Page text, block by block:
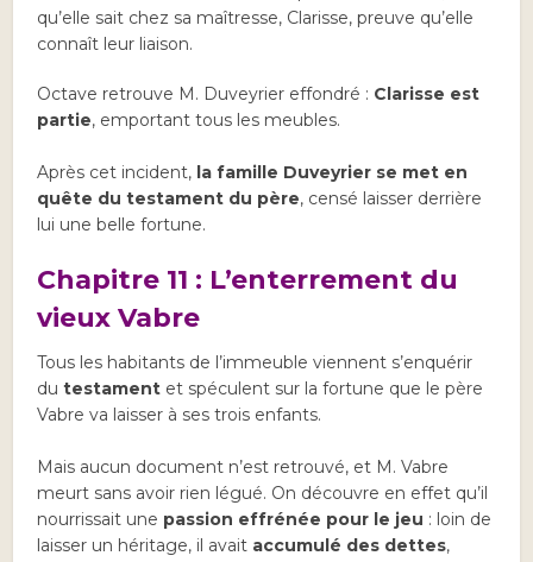
qu’elle sait chez sa maîtresse, Clarisse, preuve qu’elle
connaît leur liaison.
Octave retrouve M. Duveyrier effondré : Clarisse est
partie, emportant tous les meubles.
Après cet incident, la famille Duveyrier se met en
quête du testament du père, censé laisser derrière
lui une belle fortune.
Chapitre 11 : L’enterrement du
vieux Vabre
Tous les habitants de l’immeuble viennent s’enquérir
dutestament et spéculent sur la fortune que le père
Vabre va laisser à ses trois enfants.
Mais aucun document n’est retrouvé, et M. Vabre
meurt sans avoir rien légué. On découvre en effet qu’il
nourrissait une passion effrénée pour le jeu : loin de
laisser un héritage, il avait accumulé des dettes,